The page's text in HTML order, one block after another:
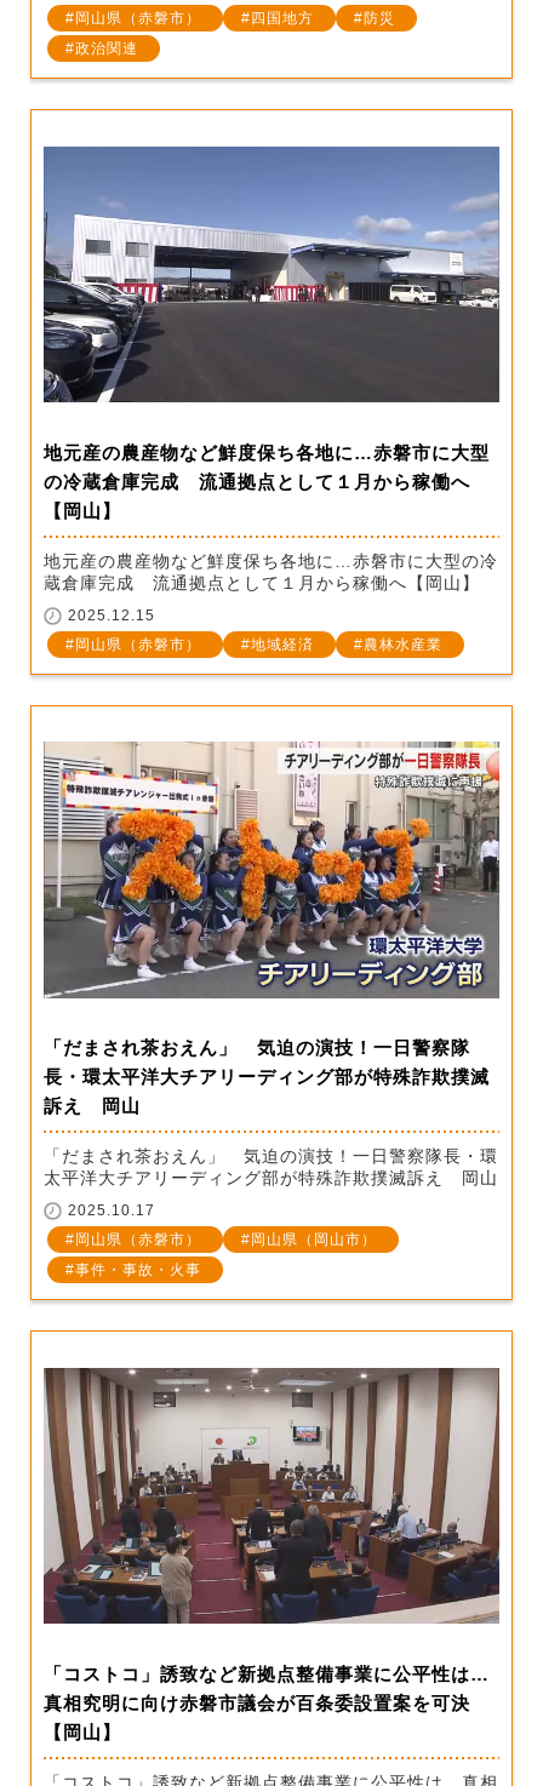
岡山県（赤磐市）
四国地方
防災
政治関連
地元産の農産物など鮮度保ち各地に…赤磐市に大型
の冷蔵倉庫完成 流通拠点として１月から稼働へ
【岡山】
地元産の農産物など鮮度保ち各地に…赤磐市に大型の冷
蔵倉庫完成 流通拠点として１月から稼働へ【岡山】
2025.12.15
岡山県（赤磐市）
地域経済 農林水産業
「だまされ茶おえん」 気迫の演技！一日警察隊
長・環太平洋大チアリーディング部が特殊詐欺撲滅
訴え 岡山
「だまされ茶おえん」 気迫の演技！一日警察隊長・環
太平洋大チアリーディング部が特殊詐欺撲滅訴え 岡山
2025.10.17
岡山県（赤磐市）
岡山県（岡山市）
事件・事故・火事
「コストコ」誘致など新拠点整備事業に公平性は…
真相究明に向け赤磐市議会が百条委設置案を可決
【岡山】
「コストコ」誘致など新拠点整備事業に公平性は…真相